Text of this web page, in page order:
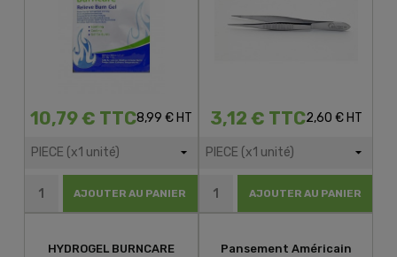
10,79 € TTC8,99 € HT
AJOUTER AU PANIER
3,12 € TTC2,60 € HT
AJOUTER AU PANIER
HYDROGEL BURNCARE
Pansement Américain